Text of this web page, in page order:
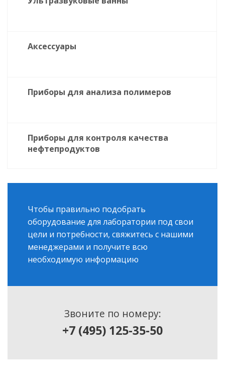
Аксессуары
Приборы для анализа полимеров
Приборы для контроля качества
нефтепродуктов
Чтобы правильно подобрать
оборудование для лаборатории под свои
цели и потребности, свяжитесь с нашими
менеджерами и получите всю
необходимую информацию
Звоните по номеру:
+7 (495) 125-35-50